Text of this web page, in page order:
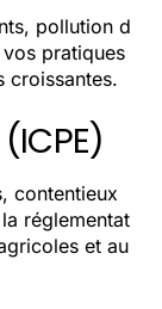
pollution d
pratiques
croissantes.
contentieux
réglementat
et au